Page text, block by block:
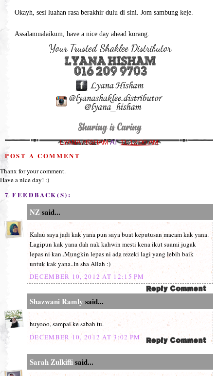
Okayh, sesi luahan rasa berakhir dulu di sini. Jom sambung keje.
Assalamualaikum, have a nice day ahead korang.
LYANA HISHAMAT11:12:00 AM
POST A COMMENT
Thanx for your comment.
Have a nice day! :)
7 FEEDBACK(S):
NZsaid...
Kalau saya jadi kak yana pun saya buat keputusan macam kak yana.
Lagipun kak yana dah nak kahwin mesti kena ikut suami jugak
lepas ni kan..Mungkin lepas ni ada rezeki lagi yang lebih baik
untuk kak yana..In sha Allah :)
DECEMBER 10, 2012 AT 12:15 PM
Shazwani Ramly said...
huyooo, sampai ke sabah tu.
DECEMBER 10, 2012 AT 3:02 PM
Sarah Zulkiflisaid...